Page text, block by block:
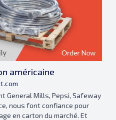
américaine
General Mills, Pepsi, Safeway
nous font confiance pour
en carton du marché. Et